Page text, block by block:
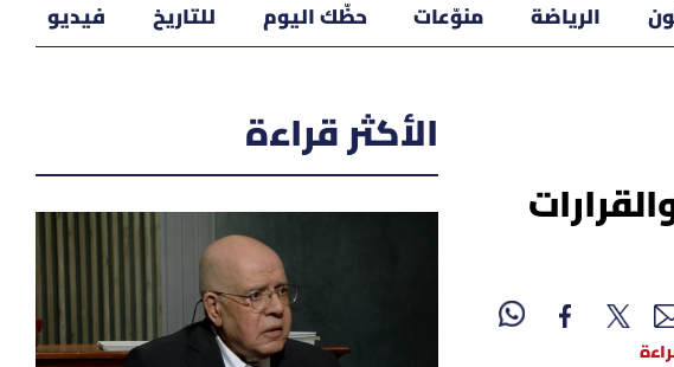
الرياضة منوّعات حظّك اليوم للتاريخ فيديو
الأكثر قراءة